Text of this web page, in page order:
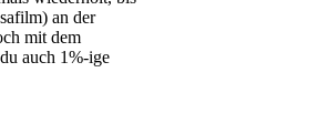
an der
mit dem
auch 1%-ige